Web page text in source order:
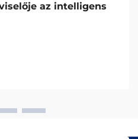
az intelligens